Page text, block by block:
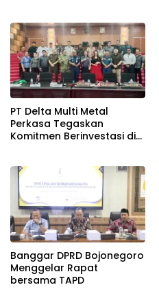
PT Delta Multi Metal
Perkasa Tegaskan
Komitmen Berinvestasi di
Pemotongan Kapal
Banggar DPRD Bojonegoro
Menggelar Rapat
bersama TAPD